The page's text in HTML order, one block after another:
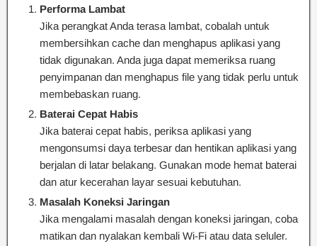
Performa Lambat
Jika perangkat Anda terasa lambat, cobalah untuk
membersihkan cache dan menghapus aplikasi yang
tidak digunakan. Anda juga dapat memeriksa ruang
penyimpanan dan menghapus file yang tidak perlu untuk
membebaskan ruang.
Baterai Cepat Habis
Jika baterai cepat habis, periksa aplikasi yang
mengonsumsi daya terbesar dan hentikan aplikasi yang
berjalan di latar belakang. Gunakan mode hemat baterai
dan atur kecerahan layar sesuai kebutuhan.
Masalah Koneksi Jaringan
Jika mengalami masalah dengan koneksi jaringan, coba
matikan dan nyalakan kembali Wi-Fi atau data seluler.